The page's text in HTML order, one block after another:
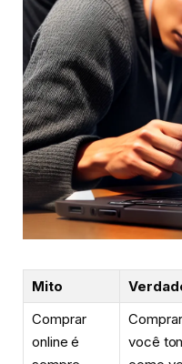
Mito
Comprar
online é
você